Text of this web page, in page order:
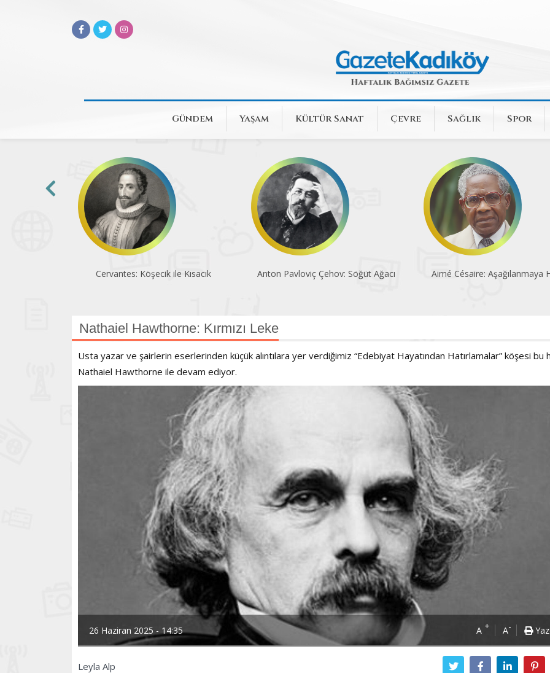
Gündem Yaşam Kültür Sanat Çevre Sağlık Spor
Cervantes: Köşecik ile Kısacık Anton Pavloviç Çehov: Söğüt Ağacı Aimé Césaire: Aşağılanmaya
Nathaiel Hawthorne: Kırmızı Leke
Usta yazar ve şairlerin eserlerinden küçük alıntılara yer verdiğimiz “Edebiyat Hayatından Hatırlamalar” köşesi bu
Nathaiel Hawthorne ile devam ediyor.
26 Haziran 2025 - 14:35 A + A-
Leyla Alp